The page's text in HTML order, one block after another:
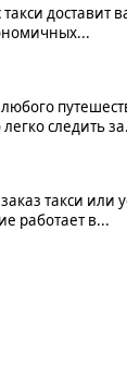
доставит
следить
такси или
работает в...